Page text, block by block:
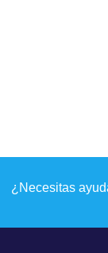
¿Necesitas